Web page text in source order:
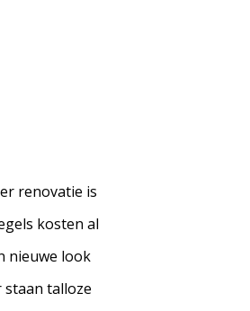
renovatie is
kosten al
nieuwe look
staan talloze